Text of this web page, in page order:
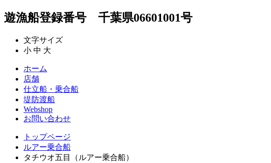
遊漁船登録番号 千葉県06601001号
文字サイズ
小 中 大
ホーム
店舗
仕立船・乗合船
堤防渡船
Webshop
お問い合わせ
トップページ
ルアー乗合船
タチウオ五目（ルアー乗合船）